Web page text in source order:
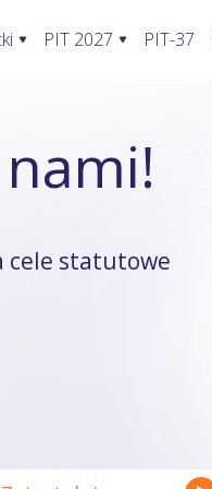
fakturę w KSeF?
stwarza KSeF?
a KSeF
faktury do KSeF
PIT 2027
PIT-28
37
PIT-37
cele statutowe